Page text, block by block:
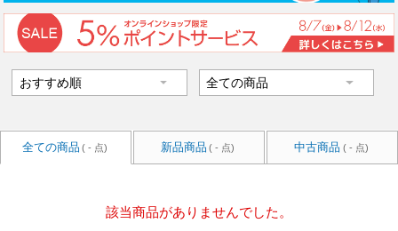
全ての商品 ( - 点) 新品商品 ( - 点) 中古商品 ( - 点)
該当商品がありませんでした。